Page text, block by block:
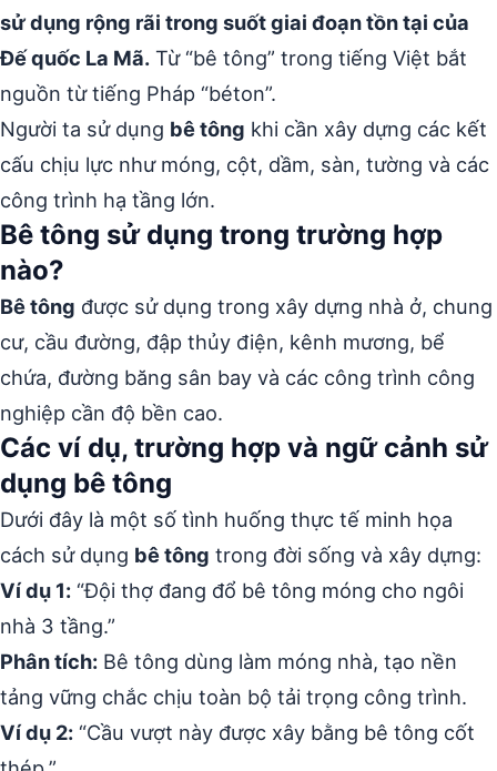
sử dụng rộng rãi trong suốt giai đoạn tồn tại của
Đế quốc La Mã. Từ “bê tông” trong tiếng Việt bắt
nguồn từ tiếng Pháp “béton”.
Người ta sử dụng bê tông khi cần xây dựng các kết
cấu chịu lực như móng, cột, dầm, sàn, tường và các
công trình hạ tầng lớn.
Bê tông sử dụng trong trường hợp
nào?
Bê tông được sử dụng trong xây dựng nhà ở, chung
cư, cầu đường, đập thủy điện, kênh mương, bể
chứa, đường băng sân bay và các công trình công
nghiệp cần độ bền cao.
Các ví dụ, trường hợp và ngữ cảnh sử
dụng bê tông
Dưới đây là một số tình huống thực tế minh họa
cách sử dụng bê tông trong đời sống và xây dựng:
Ví dụ 1: “Đội thợ đang đổ bê tông móng cho ngôi
nhà 3 tầng.”
Phân tích: Bê tông dùng làm móng nhà, tạo nền
tảng vững chắc chịu toàn bộ tải trọng công trình.
Ví dụ 2: “Cầu vượt này được xây bằng bê tông cốt